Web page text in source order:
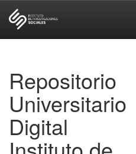
Repositorio
Universitario
Digital